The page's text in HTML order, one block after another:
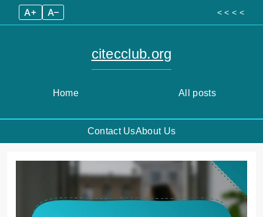
A+ A– < < < <
Home
citecclub.org
All posts
Contact UsAbout Us